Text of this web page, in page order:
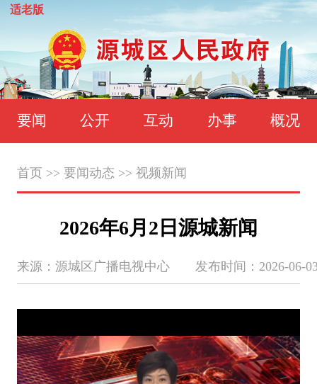
适老版
要闻 公开 互动 办事 概况
首页 >> 要闻动态 >> 视频新闻
2026年6月2日源城新闻
来源：源城区广播电视中心 发布时间：2026-06-03